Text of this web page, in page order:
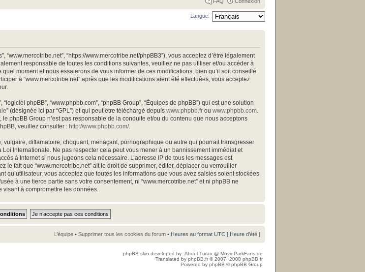
Langue:
“www.mercotribe.net”, “https://www.mercotribe.net/phpBB3”), vous acceptez d’être légalement
responsable de toutes les conditions suivantes, veuillez ne pas utiliser et/ou accéder à
moment et nous essaierons de vous informer de ces modifications, bien qu’il soit conseillé
à “www.mercotribe.net” après que les modifications aient été effectuées, vous acceptez
phpBB”, “www.phpbb.com”, “phpBB Group”, “Équipes de phpBB”) qui est une solution
” (désignée ici par “GPL”) et qui peut être téléchargé depuis www.phpbb.fr ou www.phpbb.com
phpBB Group n’est pas responsable de la conduite et/ou du contenu que nous acceptons
veuillez consulter : http://www.phpbb.com/.
diffamatoire, choquant, menaçant, pornographique ou autre qui pourrait transgresser
Internationale. Ne pas respecter cela peut vous mener à un bannissement immédiat et
à Internet si nous jugeons cela nécessaire. L’adresse IP de tous les messages est
le fait que “www.mercotribe.net” ait le droit de supprimer, éditer, déplacer ou verrouiller
qu’utilisateur, vous acceptez que toutes les informations que vous avez saisies soient stockées
à une tierce partie sans votre consentement, ni “www.mercotribe.net” et ni phpBB ne
à compromettre les données.
L’équipe • Supprimer tous les cookies du forum • Heures au format UTC [ Heure d’été ]
phpBB skin developed by: Abdul Turan @ MovieParkFans.de
Translated by phpBB.fr © 2007, 2008 phpBB.fr
Powered by phpBB © phpBB Group